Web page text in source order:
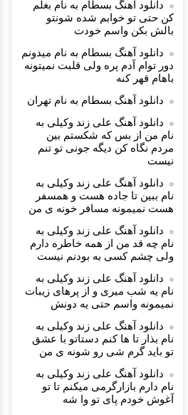
دانلود آهنگ بسطام به نام بغلم
کن حتی تو خوابم شده شونتو
بالش بکن واسم خودت
دانلود آهنگ بسطام به نام میدونم
دور توام آدم پره ولی قلبت نمیتونه
باهام قهر کنه
دانلود آهنگ بسطام به نام تهران
دانلود آهنگ علی زند وکیلی به
نام من از بس كه شكستم بین
مردم نگاه كن دیگه جونى تو تنم
نیست
دانلود آهنگ علی زند وکیلی به
نام ببین تا جاده هست و همسفر
هست نمیمونه مسافر خونه ی من
دانلود آهنگ علی زند وکیلی به
نام چه قد من از همه خاطره دارم
ولی چشم كسی به بودنم نیست
دانلود آهنگ علی زند وکیلی به
نام یه شب میرى و از پرهای زيبات
نمیمونه واسم حتی یه دونش
دانلود آهنگ علی زند وکیلی به
نام بذار تا ها كنم دستاتو با عشق
تو باید گرم شی رو شونه ى من
دانلود آهنگ علی زند وکیلی به
نام دارم بازارگرمی میكنم تا تو
آغوش خودم پای تو وا شه